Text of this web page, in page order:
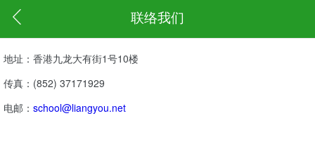
联络我们
地址：香港九龙大有街1号10楼
传真：(852) 37171929
电邮： school@liangyou.net